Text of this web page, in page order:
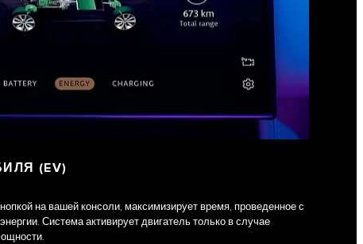
(EV)
на вашей консоли, максимизирует время, проведенное с
Система активирует двигатель только в случае